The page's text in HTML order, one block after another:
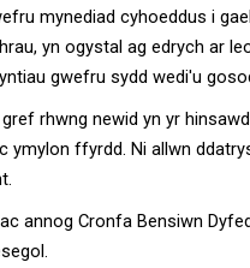
mynediad cyhoeddus i
yn ogystal ag edrych ar
gwefru sydd wedi'u
rhwng newid yn yr
ffyrdd. Ni allwn
annog Cronfa Bensiwn